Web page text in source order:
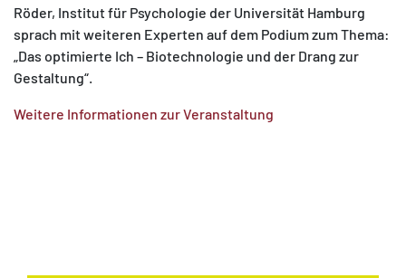
Röder, Institut für Psychologie der Universität Hamburg
sprach mit weiteren Experten auf dem Podium zum Thema:
„Das optimierte Ich – Biotechnologie und der Drang zur
Gestaltung“.
Weitere Informationen zur Veranstaltung